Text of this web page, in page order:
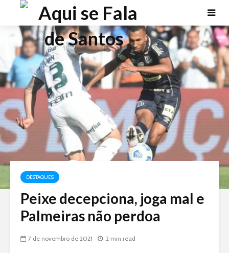
DESTAQUES
Peixe decepciona, joga mal e
Palmeiras não perdoa
7 de novembro de 2021 2 min read